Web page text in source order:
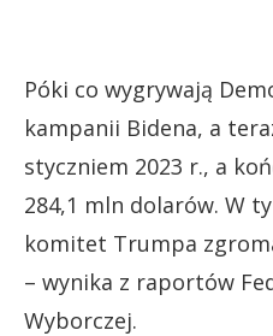
Póki co wygrywają
kampanii Bidena, a
styczniem 2023 r., a
284,1 mln dolarów. W
komitet Trumpa
– wynika z raportów
Wyborczej.